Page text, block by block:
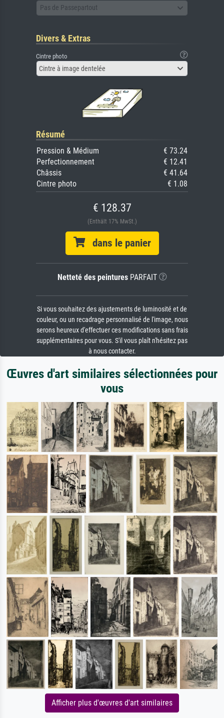
Pas de Passepartout
Divers & Extras
Cintre photo
Cintre à image dentelée
Résumé
Pression & Médium
€ 73.24
Perfectionnement
€ 12.41
Châssis
€ 41.64
Cintre photo
€ 1.08
€ 128.37
(Enthält 17% MwSt.)
dans le panier
Netteté des peinturesPARFAIT
Si vous souhaitez des ajustements de luminosité et de
couleur, ou un recadrage personnalisé de l'image, nous
serons heureux d'effectuer ces modifications sans frais
supplémentaires pour vous. S'il vous plaît n'hésitez pas
à nous contacter.
Œuvres d'art similaires sélectionnées pour
vous
Afficher plus d'œuvres d'art similaires